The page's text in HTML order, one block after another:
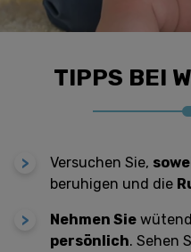
TIPPS BEI
Versuchen Sie,
beruhigen und die
Nehmen Sie
persönlich. Sehen